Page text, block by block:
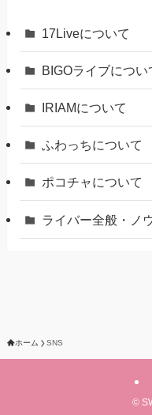
17Liveについて
BIGOライブについ
IRIAMについて
ふわっちについて
ポコチャについて
ライバー全般・ノ
ホーム SNS
©